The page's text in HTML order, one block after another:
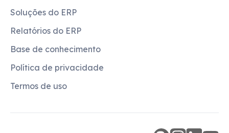
Soluções do ERP
Relatórios do ERP
Base de conhecimento
Política de privacidade
Termos de uso